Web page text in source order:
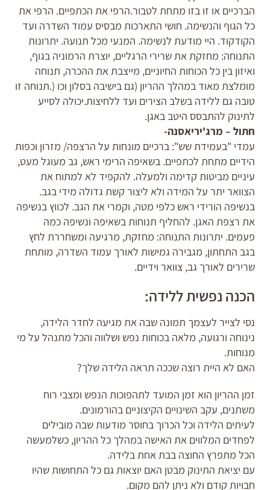
הברכיים או זו בזו מתחת לטבור.הרפי את הכתפיים. הרפי את
כל הגוף והנשימה. חושי התארכות מבסיס עמוד השדרה ועד
הקודקוד. היי מודעת לנשימה. המנעי מכל תנועה. יתרונות
התנוחה: מחזקת את שרירי הרגליים, יוצרת הרמוניה בגוף,
ואיזון בין כל הכוחות החיוניים, מייצבת את ההכרה, תנוחה
מומלצת מאוד במהלך ההריון (גם בישיבה בסלון וכו (.תנוחה זו
טובה גם ללידה בשלב הצירים ועד ללחיצות.יכולה לסייע
לתינוק להתבסס היטב באגן.
חתול – מרג'יריאסנה-
עמדי "בעמידת שש": ברכיים מונחות על הרצפה/ מזרון וכפות
הידיים מתחת לכתפיים. בשאיפה הרימי ראש, גב מעוגל מעט,
עיניים מביטות קדימה ולמעלה. להקפיד לא למתוח את
הצוואר יתר על המידה ולא ליצור קשת גדולה מידי בגב.
בנשיפה הורידי ראש כלפי מטה, וקמרי את הגב. לכווץ בנשיפה
את רצפת האגן. להחליף תנוחות בשאיפה ונשיפה כמה
פעמים. יתרונות התנוחה: מחזקת, מרגיעה ומשחררת לחץ
בגב התחתון, מגבירה גמישות לאורך עמוד השדרה, מותחת
שרירים לאורך גב, צוואר וידיים.
הכנה נפשית ללידה:
נסי לצייר לעצמך תמונה שבה את מגיעה לחדר הלידה,
נינוחה ורגועה, מלאה בכוחות נפש ושלווה והכל מתנהל על מי
מנוחות.
האם לא היית רוצה שככה תראה הלידה שלך?
זמן ההריון הוא זמן המועד לתהפוכות הנפש ומצבי רוח
משתנים, עקב השינויים הקיצוניים בהורמונים.
לעיתים הלידה וכל הכרוך בחוסר מודעות שבה מובילים
לפחדים המלווים את האישה במהלך כל ההריון, כשלמעשה
הכל מתפרץ החוצה בבת אחת בלידה.
עם יציאת התינוק מבטן האם יוצאות גם כל התחושות שהיו
חבויות קודם ולא ניתן להם מקום.